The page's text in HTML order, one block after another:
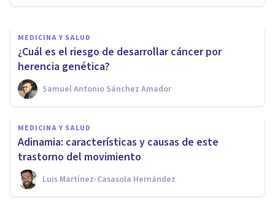
MEDICINA Y SALUD
¿Cuál es el riesgo de desarrollar cáncer por
herencia genética?
Samuel Antonio Sánchez Amador
MEDICINA Y SALUD
Adinamia: características y causas de este
trastorno del movimiento
Luis Martínez-Casasola Hernández